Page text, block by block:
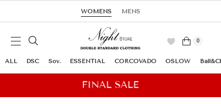
WOMENS MENS
0
ALL DSC Sov. ESSENTIAL CORCOVADO OSLOW